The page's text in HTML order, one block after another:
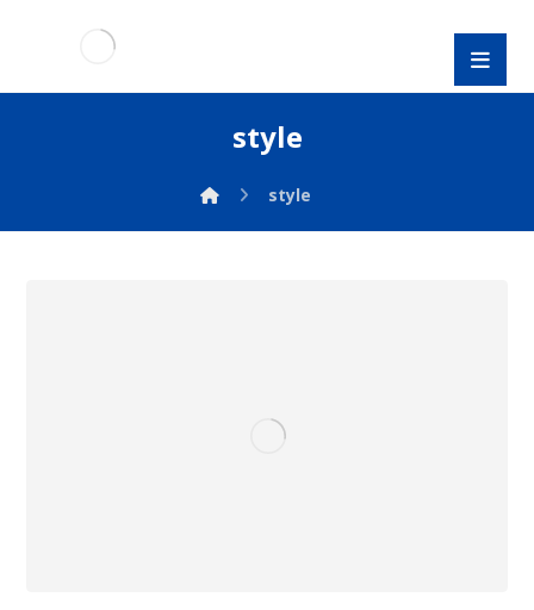
style
style